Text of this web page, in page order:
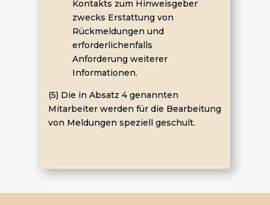
Kontakts zum Hinweisgeber
zwecks Erstattung von
Rückmeldungen und
erforderlichenfalls
Anforderung weiterer
Informationen.
(5) Die in Absatz 4 genannten
Mitarbeiter werden für die Bearbeitung
von Meldungen speziell geschult.